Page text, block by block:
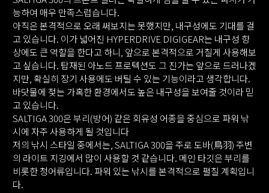
능하여 매우 만족스럽습니다.
아직은 본격적으로 오래 써보지는 못했지만, 내구성에도 기대를 걸
고 있습니다. 이가 넓어진 HYPERDRIVE DIGIGEAR는 내구성 향
상에도 큰 역할을 한다고 하니, 앞으로 본격적으로 거칠게 사용해보
고 싶습니다. 탑재된 아노드 프로텍션도 그 진가는 앞으로 드러나겠
지만, 확실히 장기 사용에도 버틸 수 있는 기능이라고 생각합니다.
바닷물에 젖는 가혹한 환경에서도 높은 내구성을 보여줄 것이라 믿
고 있습니다.
SALTIGA 300은 부리(방어) 같은 회유성 어종을 중심으로 파워 낚
시에 자주 사용하게 될 것입니다
저의 낚시 스타일 중에서는, SALTIGA 300을 주로 도바(鳥羽) 주변
의 라이트 지깅에서 많이 사용할 것 같습니다. 메인 타깃은 부리를
비롯한 청어류입니다. 파워 있는 낚시를 본격적으로 펼칠 계획입니
다.